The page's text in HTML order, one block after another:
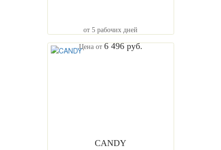
от 5 рабочих дней
Цена от 6 496 руб.
CANDY